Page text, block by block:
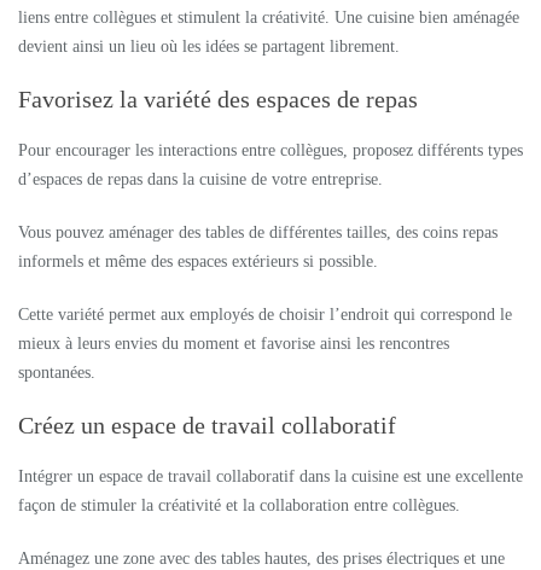
liens entre collègues et stimulent la créativité. Une cuisine bien aménagée
devient ainsi un lieu où les idées se partagent librement.
Favorisez la variété des espaces de repas
Pour encourager les interactions entre collègues, proposez différents types
d’espaces de repas dans la cuisine de votre entreprise.
Vous pouvez aménager des tables de différentes tailles, des coins repas
informels et même des espaces extérieurs si possible.
Cette variété permet aux employés de choisir l’endroit qui correspond le
mieux à leurs envies du moment et favorise ainsi les rencontres
spontanées.
Créez un espace de travail collaboratif
Intégrer un espace de travail collaboratif dans la cuisine est une excellente
façon de stimuler la créativité et la collaboration entre collègues.
Aménagez une zone avec des tables hautes, des prises électriques et une